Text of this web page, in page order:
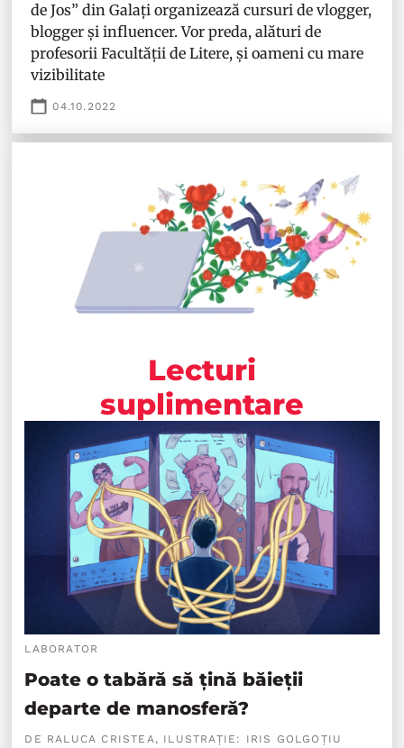
de Jos” din Galați organizează cursuri de vlogger,
blogger și influencer. Vor preda, alături de
profesorii Facultății de Litere, și oameni cu mare
vizibilitate
04.10.2022
Lecturi
suplimentare
LABORATOR
Poate o tabără să țină băieții
departe de manosferă?
DE RALUCA CRISTEA, ILUSTRAȚIE: IRIS GOLGOȚIU